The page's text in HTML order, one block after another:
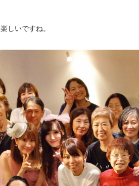
しいですね。